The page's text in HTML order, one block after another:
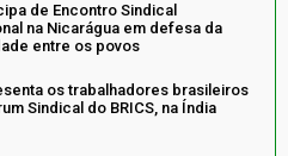
de Encontro Sindical
na Nicarágua em defesa da
entre os povos
os trabalhadores brasileiros
Sindical do BRICS, na Índia